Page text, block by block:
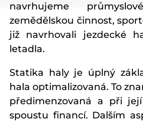
navrhujeme
zemědělskou činnost,
již navrhovali jezdecké
letadla.
Statika haly je úplný
hala optimalizovaná. To
předimenzovaná a při
spoustu financí. Dalším